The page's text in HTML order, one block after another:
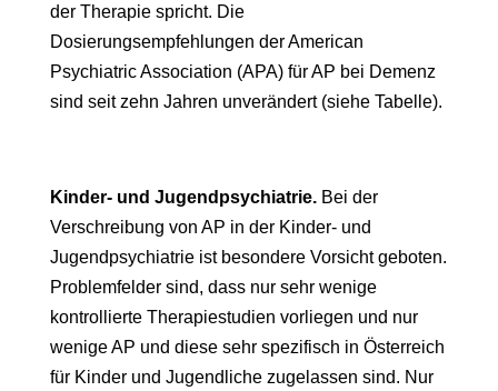
der Therapie spricht. Die
Dosierungsempfehlungen der American
Psychiatric Association (APA) für AP bei Demenz
sind seit zehn Jahren unverändert (siehe Tabelle).
Kinder- und Jugendpsychiatrie.Bei der
Verschreibung von AP in der Kinder- und
Jugendpsychiatrie ist besondere Vorsicht geboten.
Problemfelder sind, dass nur sehr wenige
kontrollierte Therapiestudien vorliegen und nur
wenige AP und diese sehr spezifisch in Österreich
für Kinder und Jugendliche zugelassen sind. Nur